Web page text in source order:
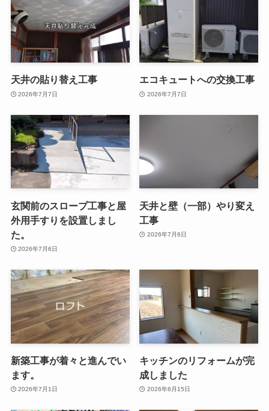
天井の貼り替え工事
2026年7月7日
エコキュートへの交換工事
2026年7月7日
玄関前のスロープ工事と屋
外用手すりを設置しまし
た。
2026年7月6日
天井と壁（一部）やり変え
工事
2026年7月6日
新築工事が着々と進んでい
ます。
2026年7月1日
キッチンのリフォームが完
成しました
2026年6月15日